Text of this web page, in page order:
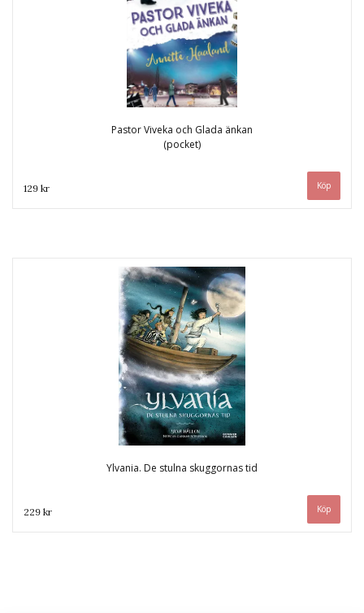
Pastor Viveka och Glada änkan
(pocket)
129 kr
Ylvania. De stulna skuggornas tid
229 kr